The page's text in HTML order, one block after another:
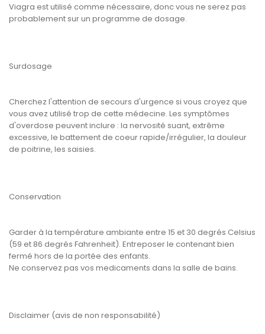
Viagra est utilisé comme nécessaire, donc vous ne serez pas
probablement sur un programme de dosage.
Surdosage
Cherchez l'attention de secours d'urgence si vous croyez que
vous avez utilisé trop de cette médecine. Les symptômes
d'overdose peuvent inclure : la nervosité suant, extrême
excessive, le battement de coeur rapide/irrégulier, la douleur
de poitrine, les saisies.
Conservation
Garder à la température ambiante entre 15 et 30 degrés Celsius
(59 et 86 degrés Fahrenheit). Entreposer le contenant bien
fermé hors de la portée des enfants.
Ne conservez pas vos medicaments dans la salle de bains.
Disclaimer (avis de non responsabilité)